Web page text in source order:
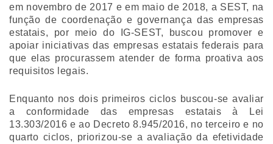
em novembro de 2017 e em maio de 2018, a SEST, na
função de coordenação e governança das empresas
estatais, por meio do IG-SEST, buscou promover e
apoiar iniciativas das empresas estatais federais para
que elas procurassem atender de forma proativa aos
requisitos legais.
Enquanto nos dois primeiros ciclos buscou-se avaliar
a conformidade das empresas estatais à Lei
13.303/2016 e ao Decreto 8.945/2016, no terceiro e no
quarto ciclos, priorizou-se a avaliação da efetividade